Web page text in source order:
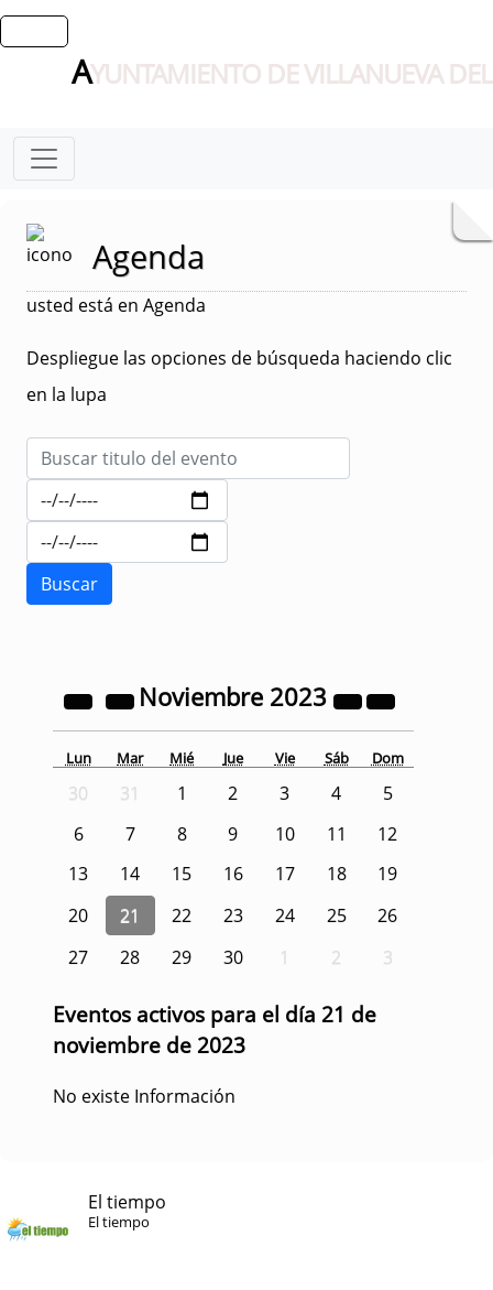
AYUNTAMIENTO DE VILLANUEVA
Agenda
usted está en Agenda
Despliegue las opciones de búsqueda haciendo clic
en la lupa
Noviembre 2023
Lun Mar Mié Jue Vie Sáb Dom
30 31 1 2 3 4
5
6
7 8 9 10 11
12
13
14 15 16 17 18
19
20
21 22 23 24 25
26
27
28 29 30 1 2 3
Eventos activos para el día 21 de
noviembre de 2023
No existe Información
El tiempo
El tiempo